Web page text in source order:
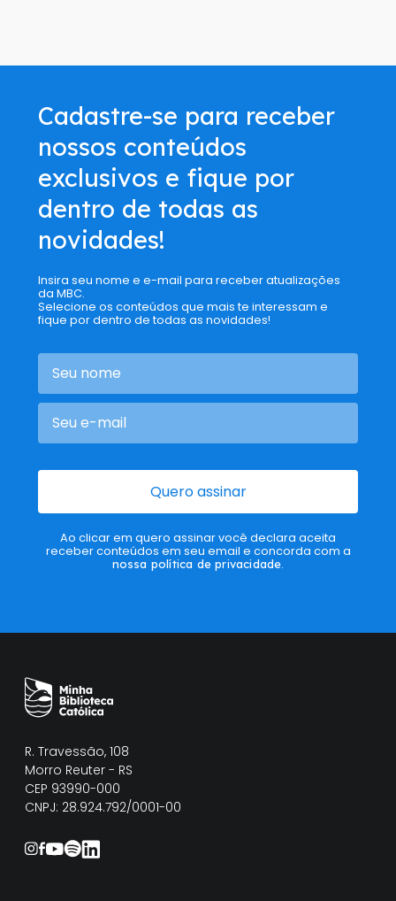
Cadastre-se para receber
nossos conteúdos
exclusivos e fique por
dentro de todas as
novidades!
Insira seu nome e e-mail para receber atualizações
da MBC.
Selecione os conteúdos que mais te interessam e
fique por dentro de todas as novidades!
Quero assinar
Ao clicar em quero assinar você declara aceita
receber conteúdos em seu email e concorda com a
nossa política de privacidade.
R. Travessão, 108
Morro Reuter - RS
CEP 93990-000
CNPJ: 28.924.792/0001-00